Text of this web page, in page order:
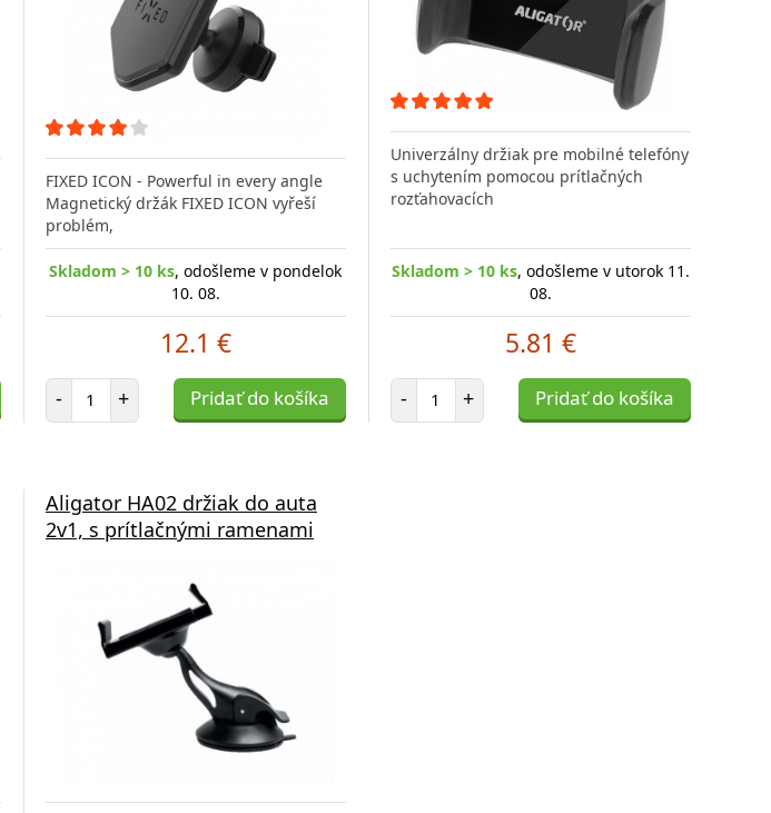
FIXED ICON - Powerful in every angle
Magnetický držák FIXED ICON vyřeší
problém,
Skladom > 10 ks, odošleme v pondelok
10. 08.
12.1 €
- Počet položiek
+ Pridať do košíka
Univerzálny držiak pre mobilné telefóny
s uchytením pomocou prítlačných
rozťahovacích
Skladom > 10 ks, odošleme v utorok 11.
08.
5.81 €
- Počet položiek
+ Pridať do košíka
Aligator HA02 držiak do auta
2v1, s prítlačnými ramenami